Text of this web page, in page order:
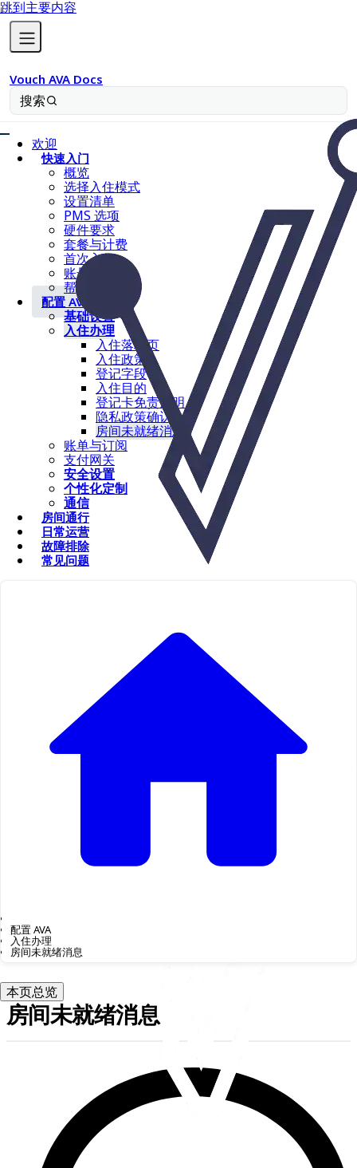
跳到主要内容
Vouch AVA Docs
搜索
欢迎
快速入门
概览
选择入住模式
设置清单
PMS 选项
硬件要求
套餐与计费
首次入住
账号设置
帮助与文档
配置 AVA
基础设置
入住办理
入住落地页
入住政策
登记字段
入住目的
登记卡免责声明
隐私政策确认
房间未就绪消息
账单与订阅
支付网关
安全设置
个性化定制
通信
房间通行
日常运营
故障排除
常见问题
配置 AVA
入住办理
房间未就绪消息
本页总览
房间未就绪消息